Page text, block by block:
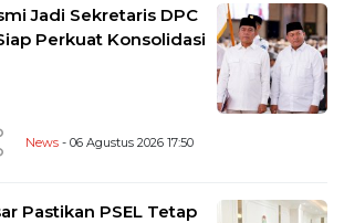
Jadi Sekretaris DPC
Perkuat Konsolidasi
News - 06 Agustus 2026 17:50
Pastikan PSEL Tetap